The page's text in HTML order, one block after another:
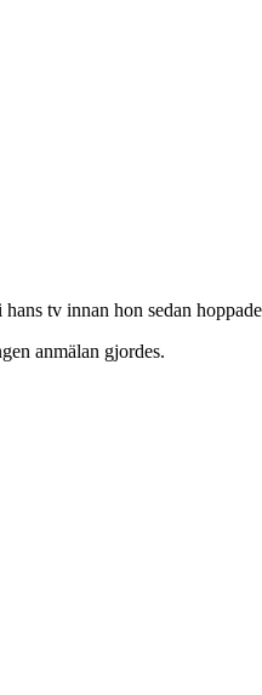
tv innan hon sedan
anmälan gjordes.